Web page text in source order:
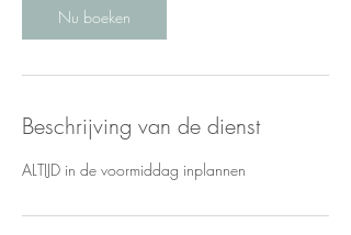
Nu boeken
Beschrijving van de dienst
ALTIJD in de voormiddag inplannen